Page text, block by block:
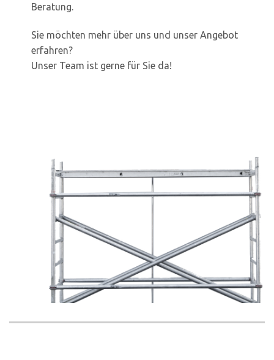
Beratung.
Sie möchten mehr über uns und unser Angebot
erfahren?
Unser Team ist gerne für Sie da!